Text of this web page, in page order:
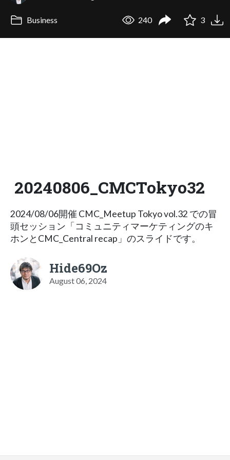
Business 240 3
20240806_CMCTokyo32
2024/08/06開催 CMC_Meetup Tokyo vol.32 での冒
頭セッション「コミュニティマーケティングのキ
ホンとCMC_Central recap」のスライドです。
Hide69Oz
August 06, 2024